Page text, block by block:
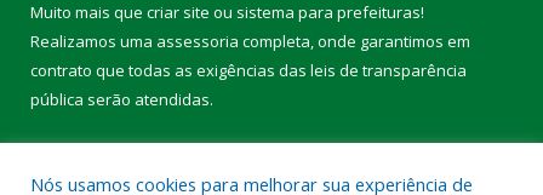
Muito mais que criar site ou sistema para prefeituras!
Realizamos uma assessoria completa, onde garantimos em
contrato que todas as exigências das leis de transparência
pública serão atendidas.
Nós usamos cookies para melhorar sua experiência de